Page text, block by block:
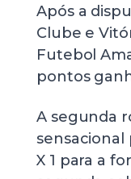
Após a
Clube e
Futebol
pontos
A segunda
sensacional
X 1 para a